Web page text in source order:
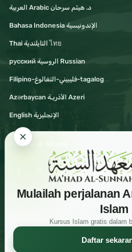
Mulailah perjalanan
Islam
Kursus Islam gratis dalam
Daftar
د. هيثم سرحان Arabic العربية
Bahasa Indonesia الإندونيسية
Thai التايلندية ไทย
русский الروسية Russian
Filipino-فليبيني-التغالوغ-tagalog
Azərbaycan الأذريـة Azeri
English الإنجليزية
Follow & Share
Visit Mahad Sunnah
© 2026 Shaykh Haytham Sarhaan. All rights